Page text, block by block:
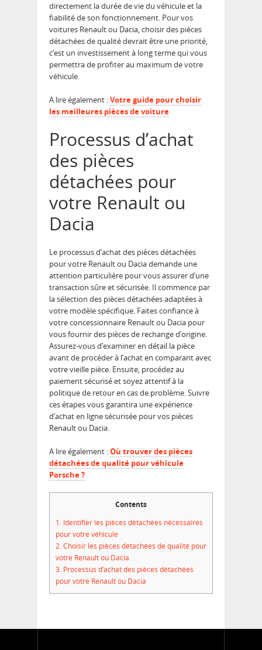
directement la durée de vie du véhicule et la
fiabilité de son fonctionnement. Pour vos
voitures Renault ou Dacia, choisir des pièces
détachées de qualité devrait être une priorité,
c’est un investissement à long terme qui vous
permettra de profiter au maximum de votre
véhicule.
A lire également :Votre guide pour choisir
les meilleures pièces de voiture
Processus d’achat
des pièces
détachées pour
votre Renault ou
Dacia
Le processus d’achat des pièces détachées
pour votre Renault ou Dacia demande une
attention particulière pour vous assurer d’une
transaction sûre et sécurisée. Il commence par
la sélection des pièces détachées adaptées à
votre modèle spécifique. Faites confiance à
votre concessionnaire Renault ou Dacia pour
vous fournir des pièces de rechange d’origine.
Assurez-vous d’examiner en détail la pièce
avant de procéder à l’achat en comparant avec
votre vieille pièce. Ensuite, procédez au
paiement sécurisé et soyez attentif à la
politique de retour en cas de problème. Suivre
ces étapes vous garantira une expérience
d’achat en ligne sécurisée pour vos pièces
Renault ou Dacia.
A lire également :Où trouver des pièces
détachées de qualité pour véhicule
Porsche ?
Contents
1. Identifier les pièces détachées nécessaires
pour votre véhicule
2.Choisir les pièces détachées de qualité pour
votre Renault ou Dacia
3. Processus d’achat des pièces détachées
pour votre Renault ou Dacia